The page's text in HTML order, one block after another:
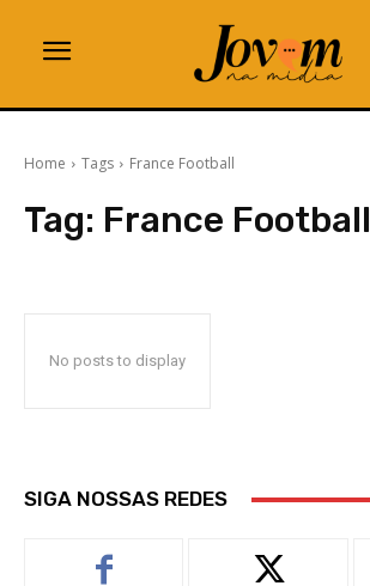
Home Tags France Football
Tag: France Football
No posts to display
SIGA NOSSAS REDES